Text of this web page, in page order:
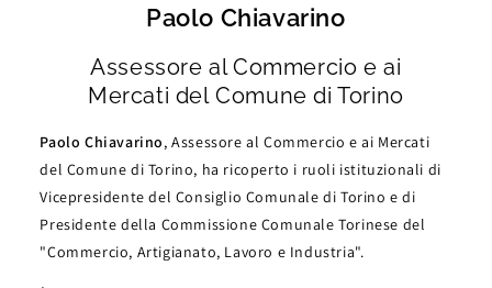
Paolo Chiavarino
Assessore al Commercio e ai
Mercati del Comune di Torino
Paolo Chiavarino, Assessore al Commercio e ai Mercati
del Comune di Torino, ha ricoperto i ruoli istituzionali di
Vicepresidente del Consiglio Comunale di Torino e di
Presidente della Commissione Comunale Torinese del
"Commercio, Artigianato, Lavoro e Industria".